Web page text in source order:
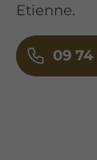
Etienne.
09